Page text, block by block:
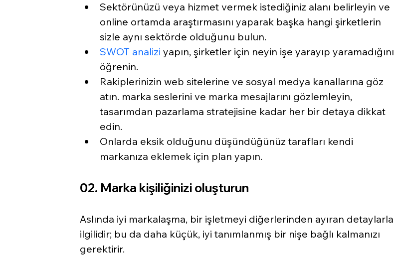
Sektörünüzü veya hizmet vermek istediğiniz alanı belirleyin ve
online ortamda araştırmasını yaparak başka hangi şirketlerin
sizle aynı sektörde olduğunu bulun.
SWOT analizi yapın, şirketler için neyin işe yarayıp yaramadığını
öğrenin.
Rakiplerinizin web sitelerine ve sosyal medya kanallarına göz
atın. marka seslerini ve marka mesajlarını gözlemleyin,
tasarımdan pazarlama stratejisine kadar her bir detaya dikkat
edin.
Onlarda eksik olduğunu düşündüğünüz tarafları kendi
markanıza eklemek için plan yapın.
02. Marka kişiliğinizi oluşturun
Aslında iyi markalaşma, bir işletmeyi diğerlerinden ayıran detaylarla
ilgilidir; bu da daha küçük, iyi tanımlanmış bir nişe bağlı kalmanızı
gerektirir.